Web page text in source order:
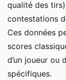
qualité des
contestations
Ces données
scores
d’un joueur ou
spécifiques.